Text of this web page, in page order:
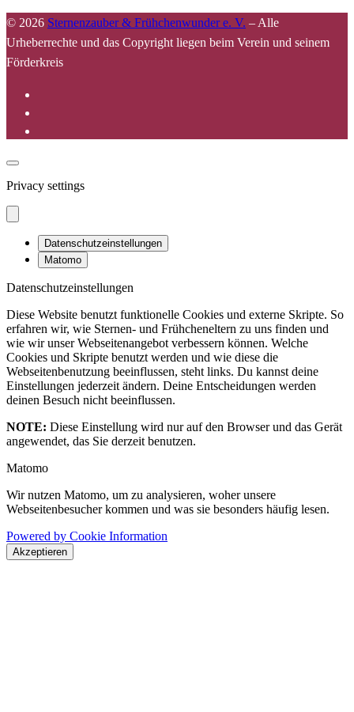
© 2026 Sternenzauber & Frühchenwunder e. V. – Alle
Urheberrechte und das Copyright liegen beim Verein und seinem
Förderkreis
Privacy settings
Datenschutzeinstellungen
Matomo
Datenschutzeinstellungen
Diese Website benutzt funktionelle Cookies und externe Skripte. So
erfahren wir, wie Sternen- und Frühcheneltern zu uns finden und
wie wir unser Webseitenangebot verbessern können. Welche
Cookies und Skripte benutzt werden und wie diese die
Webseitenbenutzung beeinflussen, steht links. Du kannst deine
Einstellungen jederzeit ändern. Deine Entscheidungen werden
deinen Besuch nicht beeinflussen.
NOTE: Diese Einstellung wird nur auf den Browser und das Gerät
angewendet, das Sie derzeit benutzen.
Matomo
Wir nutzen Matomo, um zu analysieren, woher unsere
Webseitenbesucher kommen und was sie besonders häufig lesen.
Powered by Cookie Information
Akzeptieren